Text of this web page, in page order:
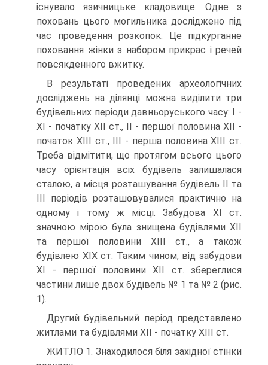
існувало язичницьке кладовище. Одне з
поховань цього могильника досліджено під
час проведення розкопок. Це підкурганне
поховання жінки з набором прикрас і речей
повсякденного вжитку.
В результаті проведених археологічних
досліджень на ділянці можна виділити три
будівельних періоди давньоруського часу: І -
ХІ - початку ХІІ ст., ІІ - першої половина ХІІ -
початок ХІІІ ст., ІІІ - перша половина ХІІІ ст.
Треба відмітити, що протягом всього цього
часу орієнтація всіх будівель залишалася
сталою, а місця розташування будівель ІІ та
ІІІ періодів розташовувалися практично на
одному і тому ж місці. Забудова ХІ ст.
значною мірою була знищена будівлями ХІІ
та першої половини ХІІІ ст., а також
будівлею ХІХ ст. Таким чином, від забудови
ХІ - першої половини ХІІ ст. збереглися
частини лише двох будівель № 1 та № 2 (рис.
1).
Другий будівельний період представлено
житлами та будівлями ХІІ - початку ХІІІ ст.
ЖИТЛО 1. Знаходилося біля західної стінки